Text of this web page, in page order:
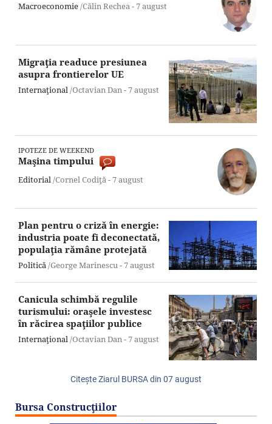
Macroeconomie/Călin Rechea -7 august
Migraţia readuce presiunea
asupra frontierelor UE
Internaţional /Octavian Dan -7 august
IPOTEZE DE WEEKEND
Maşina timpului
Editorial/Cornel Codiţă -7 august
Plan pentru o criză în energie:
industria poate fi deconectată,
populaţia rămâne protejată
Politică /George Marinescu -7 august
Canicula schimbă regulile
turismului: oraşele investesc
în răcirea spaţiilor publice
Internaţional/Octavian Dan -7 august
Citeşte Ziarul BURSA din 07 august
Bursa Construcţiilor